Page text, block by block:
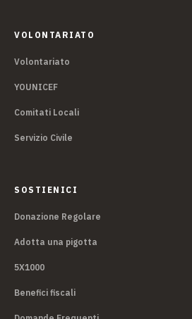
VOLONTARIATO
Volontariato
YOUNICEF
Comitati Locali
Servizio Civile
SOSTIENICI
Donazione Regolare
Adotta una pigotta
5X1000
Benefici fiscali